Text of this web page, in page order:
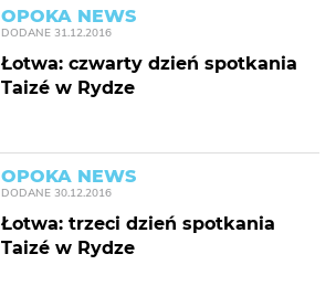
OPOKA NEWS
DODANE 31.12.2016
Łotwa: czwarty dzień spotkania
Taizé w Rydze
OPOKA NEWS
DODANE 30.12.2016
Łotwa: trzeci dzień spotkania
Taizé w Rydze